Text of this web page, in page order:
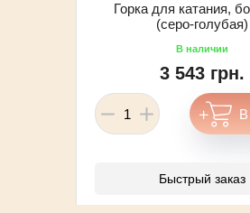
Горка для катания,
(серо-голубая)
3 543 грн.
Быстрый заказ